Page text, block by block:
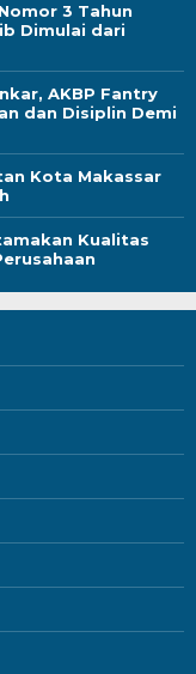
3 Tahun
Dimulai dari
AKBP Fantry
dan Disiplin Demi
Kota Makassar
Kualitas